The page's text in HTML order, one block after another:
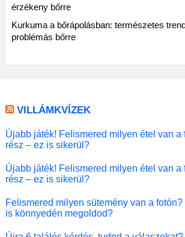
érzékeny bőrre
Kurkuma a bőrápolásban: természetes
problémás bőrre
VILLÁMKVÍZEK
Újabb játék! Felismered milyen étel van a
rész – ez is sikerül?
Újabb játék! Felismered milyen étel van a
rész – ez is sikerül?
Felismered milyen sütemény van a
is könnyedén megoldod?